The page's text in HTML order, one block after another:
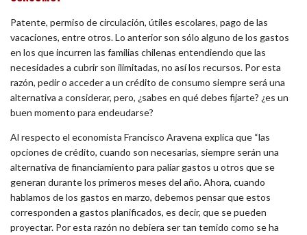
Patente, permiso de circulación, útiles escolares, pago de las
vacaciones, entre otros. Lo anterior son sólo alguno de los gastos
en los que incurren las familias chilenas entendiendo que las
necesidades a cubrir son ilimitadas, no así los recursos. Por esta
razón, pedir o acceder a un crédito de consumo siempre será una
alternativa a considerar, pero, ¿sabes en qué debes fijarte? ¿es un
buen momento para endeudarse?
Al respecto el economista Francisco Aravena explica que “las
opciones de crédito, cuando son necesarias, siempre serán una
alternativa de financiamiento para paliar gastos u otros que se
generan durante los primeros meses del año. Ahora, cuando
hablamos de los gastos en marzo, debemos pensar que estos
corresponden a gastos planificados, es decir, que se pueden
proyectar. Por esta razón no debiera ser tan temido como se ha